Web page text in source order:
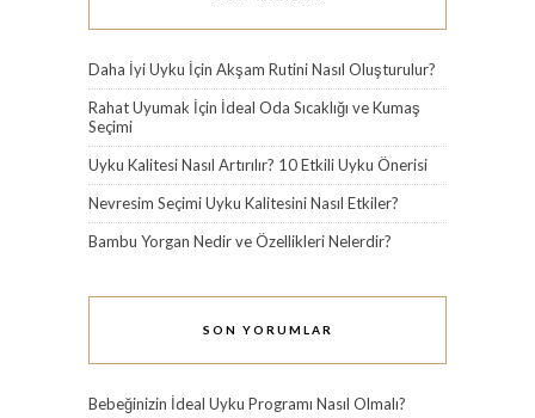
Daha İyi Uyku İçin Akşam Rutini Nasıl Oluşturulur?
Rahat Uyumak İçin İdeal Oda Sıcaklığı ve Kumaş
Seçimi
Uyku Kalitesi Nasıl Artırılır? 10 Etkili Uyku Önerisi
Nevresim Seçimi Uyku Kalitesini Nasıl Etkiler?
Bambu Yorgan Nedir ve Özellikleri Nelerdir?
SON YORUMLAR
Bebeğinizin İdeal Uyku Programı Nasıl Olmalı?